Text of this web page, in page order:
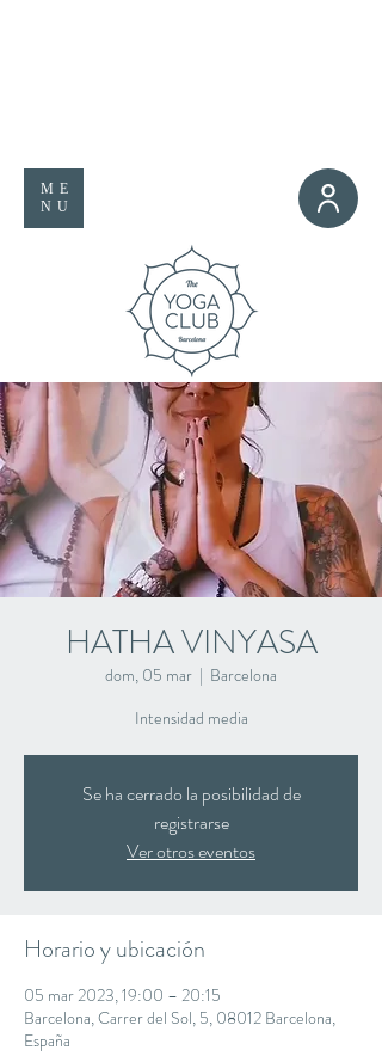
ME
NU
HATHA VINYASA
dom, 05 mar
  |
Barcelona
Intensidad media
Se ha cerrado la posibilidad de
registrarse
Ver otros eventos
Horario y ubicación
05 mar 2023, 19:00 – 20:15
Barcelona, Carrer del Sol, 5, 08012 Barcelona,
España